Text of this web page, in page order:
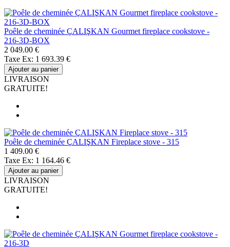
Poêle de cheminée ÇALIŞKAN Gourmet fireplace cookstove -
216-3D-BOX
2 049.00 €
Taxe Ex: 1 693.39 €
Ajouter au panier
LIVRAISON
GRATUITE!
Poêle de cheminée ÇALIŞKAN Fireplace stove - 315
1 409.00 €
Taxe Ex: 1 164.46 €
Ajouter au panier
LIVRAISON
GRATUITE!